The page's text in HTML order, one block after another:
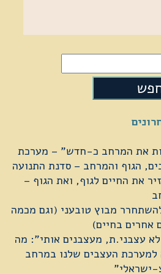
את המרחב כ-חדש” – מערכת
הגוף והמרחב – סדנת התנועה
את החיים לגוף, ואת הגוף –
מבוץ טובעני (וגם מכמה
אחרים בחיים)
לא עצבני.ת, מעצבנים אותי”: מה
למערכת העצבים שלנו במרחב
ישראלי”